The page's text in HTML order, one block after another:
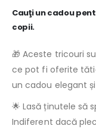
Cauţi un cadou
copii.
🎁 Aceste tricouri
ce pot fi oferite
un cadou elegant
🌟 Lasă ținutele să
Indiferent dacă